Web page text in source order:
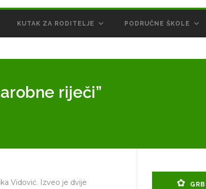
KUTAK ZA RODITELJE PODRUČNE ŠKOLE
riječi”
Vidović. Izveo je dvije